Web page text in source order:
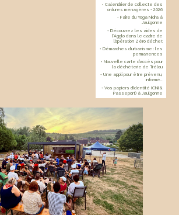
• Calendrier de collecte des
ordures ménagères - 2026
• Faire du Yoga Nidra à
Jaulgonne
• Découvrez les aides de
l’Agglo dans le cadre de
l’opération Zéro déchet
• Démarches d’urbanisme : les
permanences
• Nouvelle carte d’accès pour
la déchèterie de Trélou
• Une appli pour être prévenu,
informé…
• Vos papiers d’identité (CNI &
Passeport) à Jaulgonne